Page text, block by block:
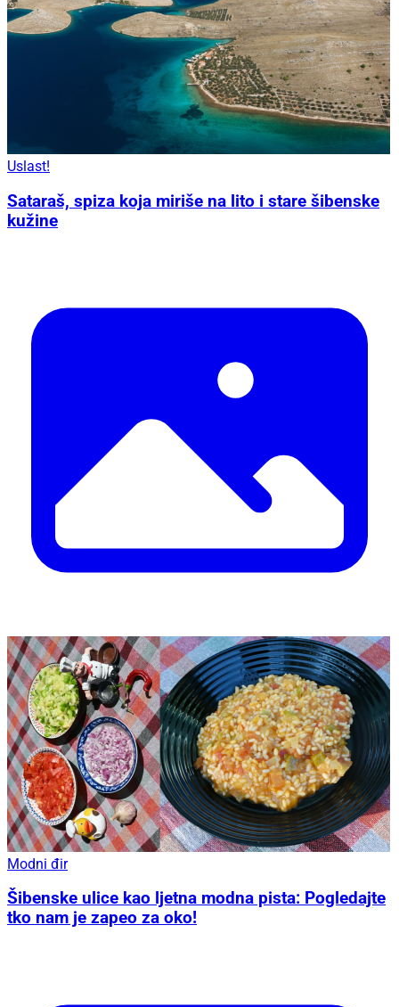
Uslast!
Sataraš, spiza koja miriše na lito i stare šibenske
kužine
Modni đir
Šibenske ulice kao ljetna modna pista: Pogledajte
tko nam je zapeo za oko!